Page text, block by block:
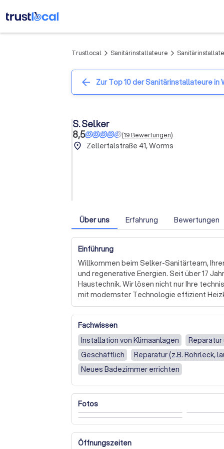
Trustlocal arrow_forward_ios Sanitärinstallateure arrow_forward_ios
arrow_back Zur Top 10 der Sanitärinstallateure in
S. Selker
8,5
(19Bewertungen)
place Zellertalstraße 41, Worms
Über uns Erfahrung Bewertungen
Einführung
Willkommen beim Selker-Sanitärteam,
und regenerative Energien. Seit über 17
Haustechnik. Wir lösen nicht nur Ihre
mit modernster Technologie effizient
Unsere Expertise umfasst den Ausbau und
Erneuerung von Heizungsanlagen sowie
setzen wir stets auf die neuesten Trends in
die sowohl funktional als auch ästhetisch
Nach der Fertigstellung Ihres Projekts
oder die Installation einer Solaranlage – wir
Lassen Sie sich von unserer langjährigen
überzeugen. Kontaktieren Sie uns, um
fordern Sie ein unverbindliches Angebot
Fachwissen
Installation von Klimaanlagen
Reparatur
Geschäftlich
Reparatur (z.B. Rohrleck,
Neues Badezimmer errichten
Fotos
Öffnungszeiten